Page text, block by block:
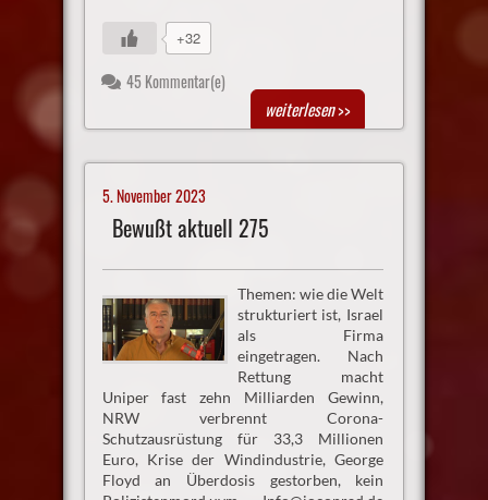
+32
45 Kommentar(e)
weiterlesen>>
5. November 2023
Bewußt aktuell 275
Themen: wie die Welt
strukturiert ist, Israel
als Firma
eingetragen. Nach
Rettung macht
Uniper fast zehn Milliarden Gewinn,
NRW verbrennt Corona-
Schutzausrüstung für 33,3 Millionen
Euro, Krise der Windindustrie, George
Floyd an Überdosis gestorben, kein